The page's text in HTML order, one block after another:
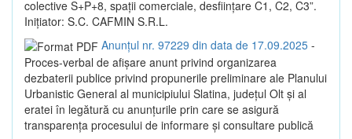
colective S+P+8, spații comerciale, desființare C1, C2, C3”.
Inițiator: S.C. CAFMIN S.R.L.
Anunțul nr. 97229 din data de 17.09.2025 -
Proces-verbal de afișare anunt privind organizarea
dezbaterii publice privind propunerile preliminare ale Planului
Urbanistic General al municipiului Slatina, județul Olt și al
eratei în legătură cu anunțurile prin care se asigură
transparența procesului de informare și consultare publică